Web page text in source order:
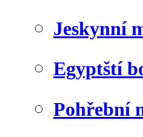
Jeskynní
Egyptští
Pohřební